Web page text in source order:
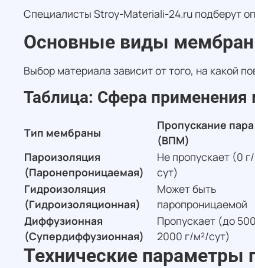
Специалисты Stroy-Materiali-24.ru подберут
Основные виды
Выбор материала зависит от того, на какой
Таблица: Сфера применения
Тип мембраны
Пропускание пара
(ВПМ)
Пароизоляция
(Паронепроницаемая)
Не пропускает (0
сут)
Гидроизоляция
(Гидроизоляционная)
Может быть
паропроницаемой
Диффузионная
(Супердиффузионная)
Пропускает (до
2000 г/м²/сут)
Технические параметры